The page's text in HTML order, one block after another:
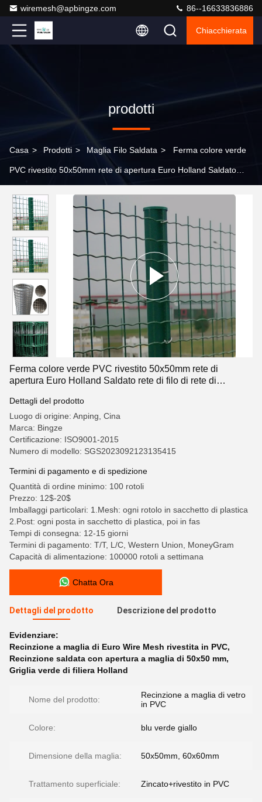
wiremesh@apbingze.com 86--16633836886
Chiacchierata
prodotti
Casa > Prodotti > Maglia Filo Saldata > Ferma colore verde
PVC rivestito 50x50mm rete di apertura Euro Holland Saldato
Ferma colore verde PVC rivestito 50x50mm rete di
apertura Euro Holland Saldato rete di filo di rete di
Dettagli del prodotto
Luogo di origine: Anping, Cina
Marca: Bingze
Certificazione: ISO9001-2015
Numero di modello: SGS2023092123135415
Termini di pagamento e di spedizione
Quantità di ordine minimo: 100 rotoli
Prezzo: 12$-20$
Imballaggi particolari: 1.Mesh: ogni rotolo in sacchetto di plastica
2.Post: ogni posta in sacchetto di plastica, poi in fas
Tempi di consegna: 12-15 giorni
Termini di pagamento: T/T, L/C, Western Union, MoneyGram
Capacità di alimentazione: 100000 rotoli a settimana
Chatta Ora
Dettagli del prodotto Descrizione del prodotto
Evidenziare:
Recinzione a maglia di Euro Wire Mesh rivestita in PVC,
Recinzione saldata con apertura a maglia di 50x50 mm,
Griglia verde di filiera Holland
Nome del prodotto:
Recinzione a maglia di vetro
in PVC
Colore: blu verde giallo
Dimensione della maglia: 50x50mm, 60x60mm
Trattamento superficiale: Zincato+rivestito in PVC